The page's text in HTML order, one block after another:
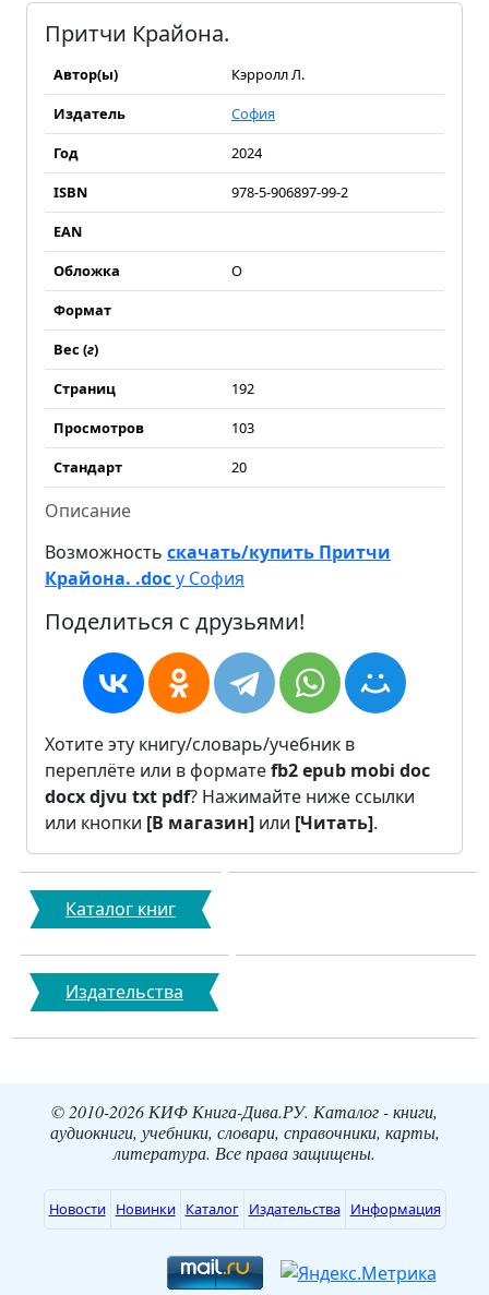
Притчи Крайона.
Автор(ы)
Кэрролл Л.
Издатель
София
Год
2024
ISBN
978-5-906897-99-2
EAN
Обложка
О
Формат
Вес (г)
Страниц
192
Просмотров
103
Стандарт
20
Описание
Возможность скачать/купить Притчи
Крайона. .docу София
Поделиться с друзьями!
Хотите эту книгу/словарь/учебник в
переплёте или в форматеfb2epub mobi doc
docxdjvu txt pdf? Нажимайте ниже ссылки
или кнопки [В магазин] или [Читать].
Каталог книг
Издательства
© 2010-2026 КИФ Книга-Дива.РУ. Каталог - книги,
аудиокниги, учебники, словари, справочники, карты,
литература. Все права защищены.
Новости Новинки Каталог Издательства Информация